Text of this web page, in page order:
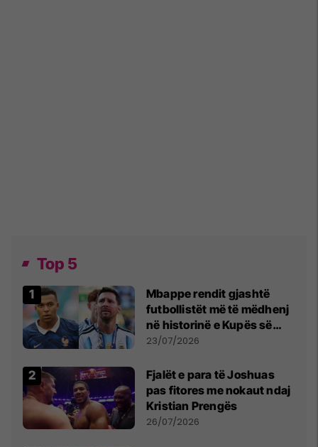
Top 5
Mbappe rendit gjashtë
futbollistët më të mëdhenj
në historinë e Kupës së
Botës, Messi mbetet i dyti
23/07/2026
Fjalët e para të Joshuas
pas fitores me nokaut ndaj
Kristian Prengës
26/07/2026